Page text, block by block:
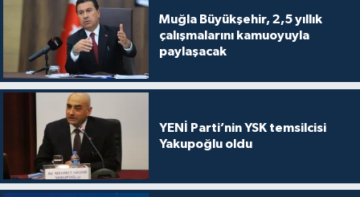
Muğla Büyükşehir, 2,5 yıllık
çalışmalarını kamuoyuyla
paylaşacak
YENİ Parti’nin YSK temsilcisi
Yakupoğlu oldu